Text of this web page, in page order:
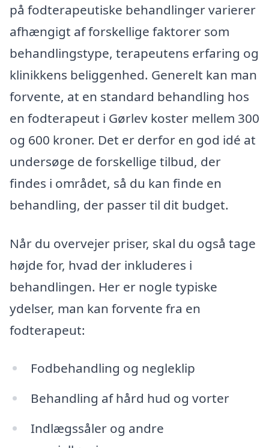
på fodterapeutiske behandlinger varierer
afhængigt af forskellige faktorer som
behandlingstype, terapeutens erfaring og
klinikkens beliggenhed. Generelt kan man
forvente, at en standard behandling hos
en fodterapeut i Gørlev koster mellem 300
og 600 kroner. Det er derfor en god idé at
undersøge de forskellige tilbud, der
findes i området, så du kan finde en
behandling, der passer til dit budget.
Når du overvejer priser, skal du også tage
højde for, hvad der inkluderes i
behandlingen. Her er nogle typiske
ydelser, man kan forvente fra en
fodterapeut:
Fodbehandling og negleklip
Behandling af hård hud og vorter
Indlægssåler og andre